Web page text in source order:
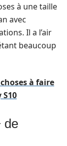
à une taille
avec
Il a l’air
beaucoup
à faire
de